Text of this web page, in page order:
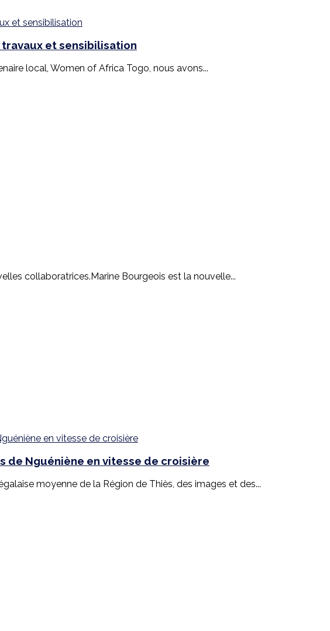
et sensibilisation
local, Women of Africa Togo, nous avons...
collaboratrices.Marine Bourgeois est la nouvelle...
de Nguéniène en vitesse de croisière
moyenne de la Région de Thiès, des images et des...